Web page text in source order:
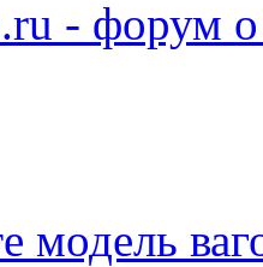
- форум
модель